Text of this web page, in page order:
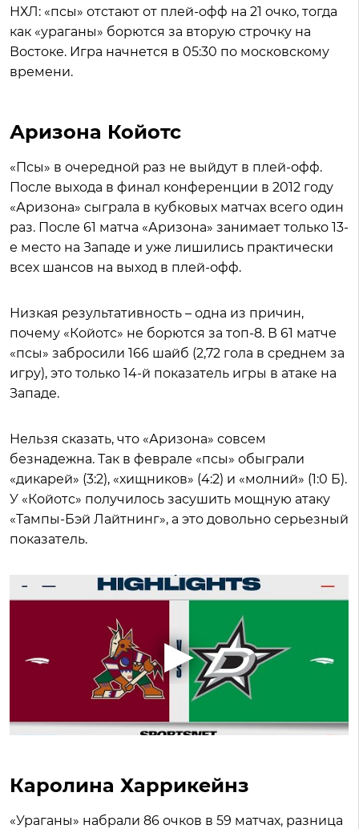
НХЛ: «псы» отстают от плей-офф на 21 очко, тогда
как «ураганы» борются за вторую строчку на
Востоке. Игра начнется в 05:30 по московскому
времени.
Аризона Койотс
«Псы» в очередной раз не выйдут в плей-офф.
После выхода в финал конференции в 2012 году
«Аризона» сыграла в кубковых матчах всего один
раз. После 61 матча «Аризона» занимает только 13-
е место на Западе и уже лишились практически
всех шансов на выход в плей-офф.
Низкая результативность – одна из причин,
почему «Койотс» не борются за топ-8. В 61 матче
«псы» забросили 166 шайб (2,72 гола в среднем за
игру), это только 14-й показатель игры в атаке на
Западе.
Нельзя сказать, что «Аризона» совсем
безнадежна. Так в феврале «псы» обыграли
«дикарей» (3:2), «хищников» (4:2) и «молний» (1:0 Б).
У «Койотс» получилось засушить мощную атаку
«Тампы-Бэй Лайтнинг», а это довольно серьезный
показатель.
Каролина Харрикейнз
«Ураганы» набрали 86 очков в 59 матчах, разница